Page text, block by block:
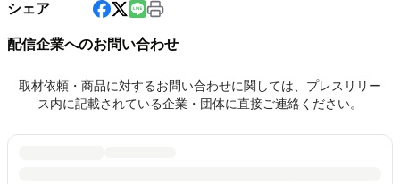
シェア
配信企業へのお問い合わせ
取材依頼・商品に対するお問い合わせに関しては、プレスリリー
ス内に記載されている企業・団体に直接ご連絡ください。